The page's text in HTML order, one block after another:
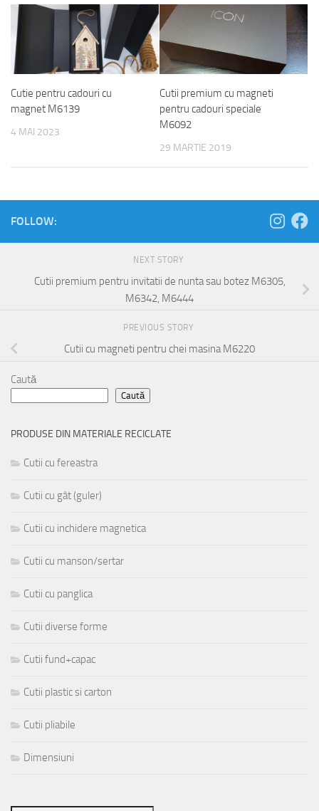
Cutie pentru cadouri cu
magnet M6139
4 MAI 2023
Cutii premium cu magneti
pentru cadouri speciale
M6092
29 MARTIE 2019
FOLLOW:
NEXT STORY
Cutii premium pentru invitatii de nunta sau botez M6305,
M6342, M6444
PREVIOUS STORY
Cutii cu magneti pentru chei masina M6220
Caută
Caută
PRODUSE DIN MATERIALE RECICLATE
Cutii cu fereastra
Cutii cu gât (guler)
Cutii cu inchidere magnetica
Cutii cu manson/sertar
Cutii cu panglica
Cutii diverse forme
Cutii fund+capac
Cutii plastic si carton
Cutii pliabile
Dimensiuni